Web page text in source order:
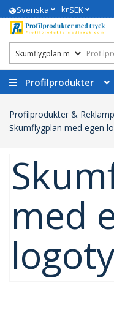
Svenska krSEK
Profilprodukter
Profilprodukter &
Skumflygplan med egen
med